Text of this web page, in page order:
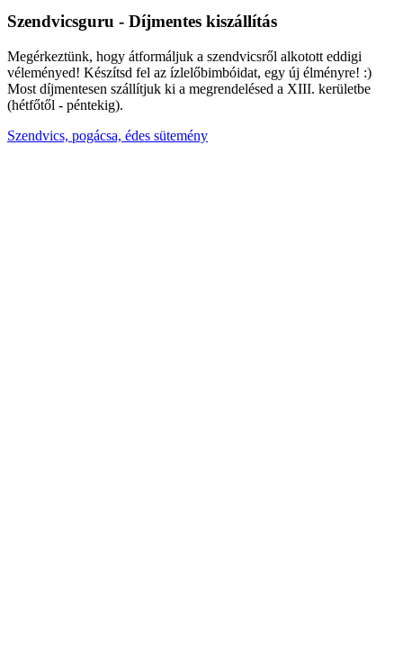
Szendvicsguru - Díjmentes kiszállítás
Megérkeztünk, hogy átformáljuk a szendvicsről alkotott eddigi
véleményed! Készítsd fel az ízlelőbimbóidat, egy új élményre! :)
Most díjmentesen szállítjuk ki a megrendelésed a XIII. kerületbe
(hétfőtől - péntekig).
Szendvics, pogácsa, édes sütemény